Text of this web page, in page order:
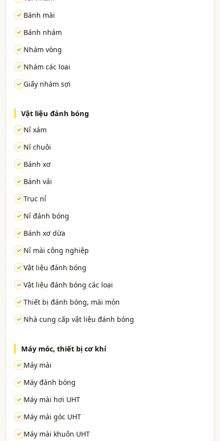
Bánh mài
Bánh nhám
Nhám vòng
Nhám các loại
Giấy nhám sợi
Vật liệu đánh bóng
Nỉ xám
Nỉ chuôi
Bánh xơ
Bánh vải
Trục nỉ
Nỉ đánh bóng
Bánh xơ dừa
Nỉ mài công nghiệp
Vật liệu đánh bóng
Vật liệu đánh bóng các loại
Thiết bị đánh bóng, mài mòn
Nhà cung cấp vật liệu đánh bóng
Máy móc, thiết bị cơ khí
Máy mài
Máy đánh bóng
Máy mài hơi UHT
Máy mài góc UHT
Máy mài khuôn UHT